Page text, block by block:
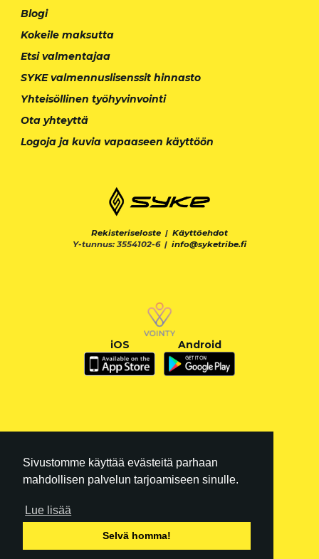
Sivustomme käyttää evästeitä parhaan
mahdollisen palvelun tarjoamiseen sinulle.
Lue lisää
Selvä homma!
Blogi
Kokeile maksutta
Etsi valmentajaa
SYKE valmennuslisenssit hinnasto
Yhteisöllinen työhyvinvointi
Ota yhteyttä
Logoja ja kuvia vapaaseen käyttöön
Rekisteriseloste | Käyttöehdot
Y-tunnus: 3554102-6 | info@syketribe.fi
iOS Android